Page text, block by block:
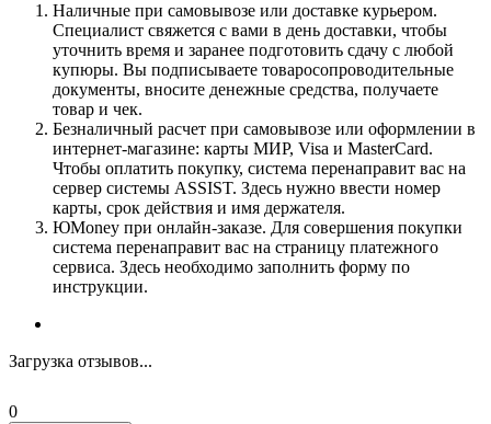
Наличные при самовывозе или доставке курьером.
Специалист свяжется с вами в день доставки, чтобы
уточнить время и заранее подготовить сдачу с любой
купюры. Вы подписываете товаросопроводительные
документы, вносите денежные средства, получаете
товар и чек.
Безналичный расчет при самовывозе или оформлении в
интернет-магазине: карты МИР, Visa и MasterCard.
Чтобы оплатить покупку, система перенаправит вас на
сервер системы ASSIST. Здесь нужно ввести номер
карты, срок действия и имя держателя.
ЮMoney при онлайн-заказе. Для совершения покупки
система перенаправит вас на страницу платежного
сервиса. Здесь необходимо заполнить форму по
инструкции.
Загрузка отзывов...
0